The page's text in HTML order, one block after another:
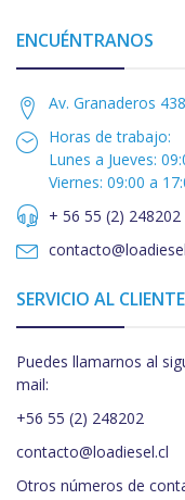
ENCUÉNTRANOS
Av. Granaderos
Horas de trabajo:
Lunes a Jueves:
Viernes: 09:00 a
+ 56 55 (2) 248202
SERVICIO AL CLIENTE
Puedes llamarnos al
mail:
+56 55 (2) 248202
contacto@loadiesel.cl
Otros números de